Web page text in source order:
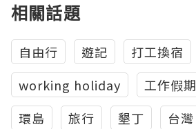
相關話題
自由行 遊記
打工換宿
working holiday
工作假期
環島
旅行 墾丁 台灣